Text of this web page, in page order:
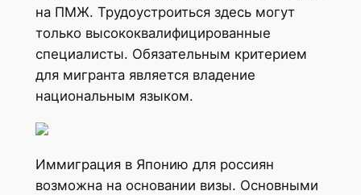
на ПМЖ. Трудоустроиться здесь могут
только высококвалифицированные
специалисты. Обязательным критерием
для мигранта является владение
национальным языком.
Иммиграция в Японию для россиян
возможна на основании визы. Основными